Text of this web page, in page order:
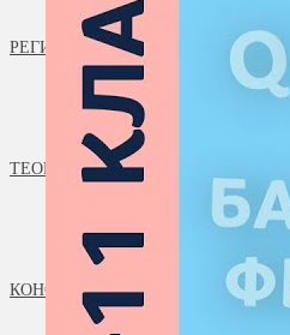
РЕГИСТРАЦИЯ
ТЕОРИЯ
КОНСТАНТЫ